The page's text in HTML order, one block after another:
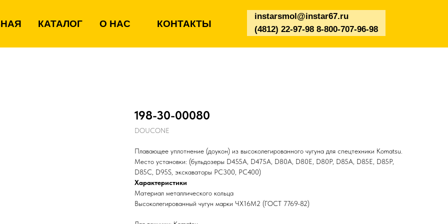
КАТАЛОГ О НАС КОНТАКТЫ
(4812) 22-97-98 8-800-707-96-98
instarsmol@instar67.ru
198-30-00080
DOUCONE
Плавающее уплотнение (доукон) из высоколегированного чугуна для спецтехники Komatsu.
Место установки: (бульдозеры D455A, D475A, D80A, D80E, D80P, D85A, D85E, D85P,
D85C, D95S, экскаваторы PC300, PC400)
Характеристики
Материал металлического кольца
Высоколегированный чугун марки ЧХ16М2 (ГОСТ 7769-82)